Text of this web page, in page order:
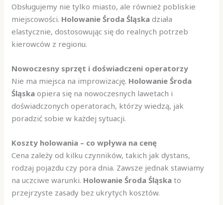
Obsługujemy nie tylko miasto, ale również pobliskie
miejscowości. Holowanie Środa Śląska działa
elastycznie, dostosowując się do realnych potrzeb
kierowców z regionu.
Nowoczesny sprzęt i doświadczeni operatorzy
Nie ma miejsca na improwizację. Holowanie Środa
Śląska opiera się na nowoczesnych lawetach i
doświadczonych operatorach, którzy wiedzą, jak
poradzić sobie w każdej sytuacji.
Koszty holowania – co wpływa na cenę
Cena zależy od kilku czynników, takich jak dystans,
rodzaj pojazdu czy pora dnia. Zawsze jednak stawiamy
na uczciwe warunki. Holowanie Środa Śląska to
przejrzyste zasady bez ukrytych kosztów.